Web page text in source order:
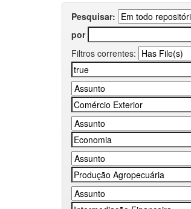
Pesquisar:
por
Filtros correntes: